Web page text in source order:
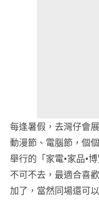
每逢暑假，去灣仔會
動漫節、電腦節，個
舉行的「家電•家品•
不可不去，最適合喜
加了，當然同場還可